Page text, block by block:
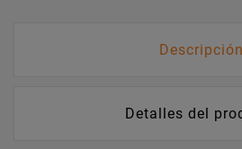
Descripción
Detalles del